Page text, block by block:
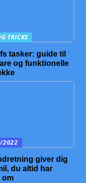
TRICKS
tasker: guide til
og funktionelle
2022
giver dig
du altid har
om